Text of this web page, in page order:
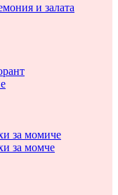
и залата
за момиче
за момче